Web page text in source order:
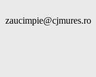
zaucimpie@cjmures.ro